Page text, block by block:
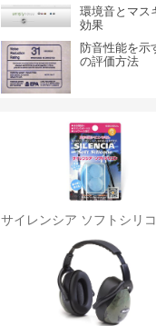
環境音とマス
効果
防音性能を示
の評価方法
サイレンシア ソフトシリ